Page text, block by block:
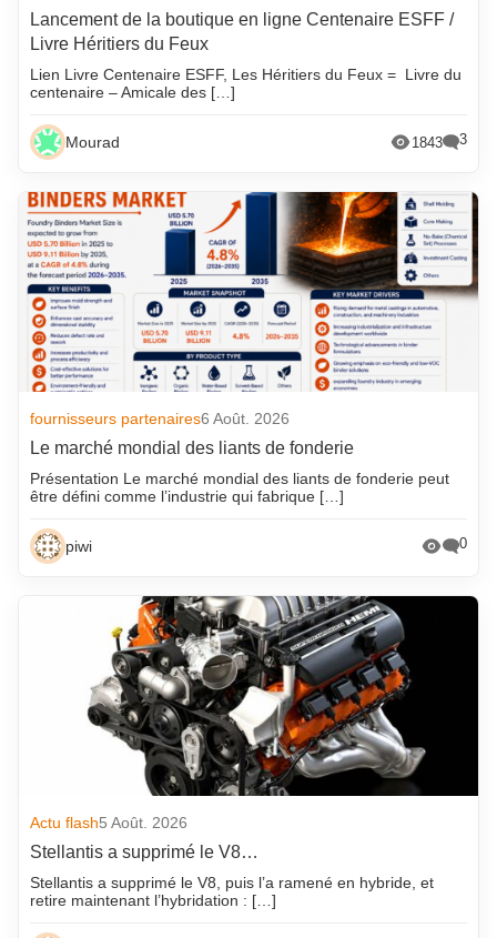
Lancement de la boutique en ligne Centenaire ESFF /
Livre Héritiers du Feux
Lien Livre Centenaire ESFF, Les Héritiers du Feux = Livre du
centenaire – Amicale des […]
Mourad 1843 3
fournisseurs partenaires6 Août. 2026
Le marché mondial des liants de fonderie
Présentation Le marché mondial des liants de fonderie peut
être défini comme l’industrie qui fabrique […]
piwi 0
Actu flash5 Août. 2026
Stellantis a supprimé le V8…
Stellantis a supprimé le V8, puis l’a ramené en hybride, et
retire maintenant l’hybridation : […]